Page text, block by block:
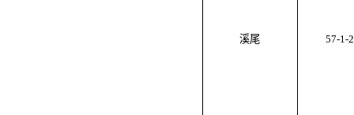
溪尾 57-1-2